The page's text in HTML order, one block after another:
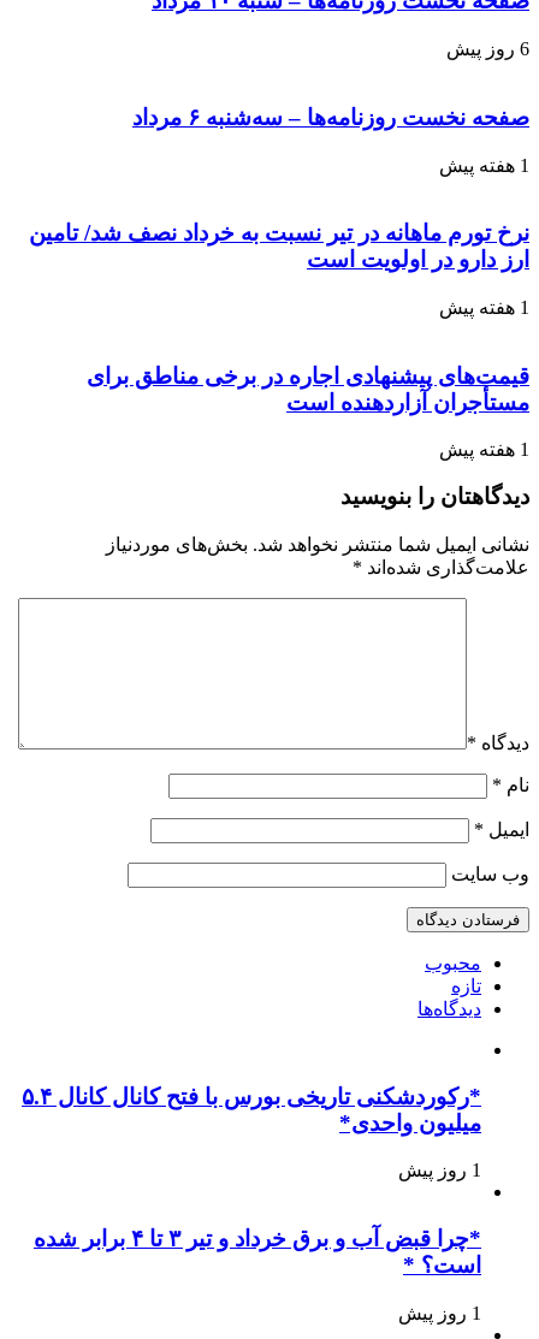
6 روز پیش
صفحه نخست روزنامه‌ها – سه‌شنبه ۶ مرداد
1 هفته پیش
نرخ تورم ماهانه در تیر نسبت به خرداد نصف شد/ تامین
ارز دارو در اولویت است
1 هفته پیش
قیمت‌های پیشنهادی اجاره در برخی مناطق برای
مستأجران آزاردهنده است
1 هفته پیش
دیدگاهتان را بنویسید
نشانی ایمیل شما منتشر نخواهد شد. بخش‌های موردنیاز
علامت‌گذاری شده‌اند *
دیدگاه *
نام *
ایمیل *
وب‌ سایت
محبوب
تازه
دیدگاه‌ها
*رکوردشکنی تاریخی بورس با فتح کانال کانال ۵.۴
میلیون واحدی*
1 روز پیش
*چرا قبض آب و برق خرداد و تیر ۳ تا ۴ برابر شده
است؟ *
1 روز پیش